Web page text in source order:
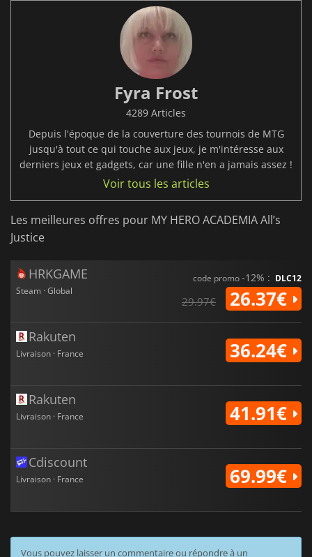
Fyra Frost
4289 Articles
Depuis l'époque de la couverture des tournois de MTG
jusqu'à tout ce qui touche aux jeux, je m'intéresse aux
derniers jeux et gadgets, car une fille n'en a jamais assez !
Voir tous les articles
Les meilleures offres pour MY HERO ACADEMIA All’s
Justice
HRKGAME
Steam · Global
code promo-12% : DLC12
29.97€ 26.37€
Rakuten
Livraison · France 36.24€
Rakuten
Livraison · France 41.91€
Cdiscount
Livraison · France 69.99€
Vous pouvez laisser un commentaire ou répondre à un